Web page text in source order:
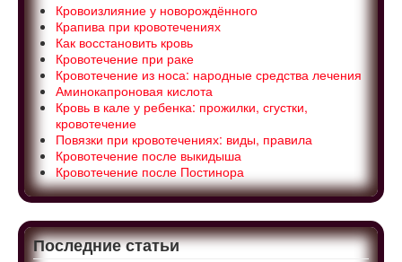
Кровоизлияние у новорождённого
Крапива при кровотечениях
Как восстановить кровь
Кровотечение при раке
Кровотечение из носа: народные средства лечения
Аминокапроновая кислота
Кровь в кале у ребенка: прожилки, сгустки,
кровотечение
Повязки при кровотечениях: виды, правила
Кровотечение после выкидыша
Кровотечение после Постинора
Последние статьи